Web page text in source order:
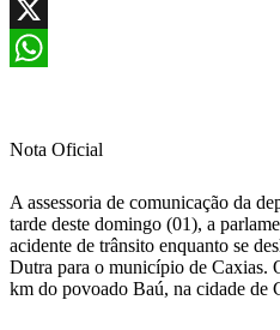
Facebook
X
Nota Oficial
A assessoria de comunicação da
tarde deste domingo (01), a
acidente de trânsito enquanto se
Dutra para o município de Caxias.
km do povoado Baú, na cidade de